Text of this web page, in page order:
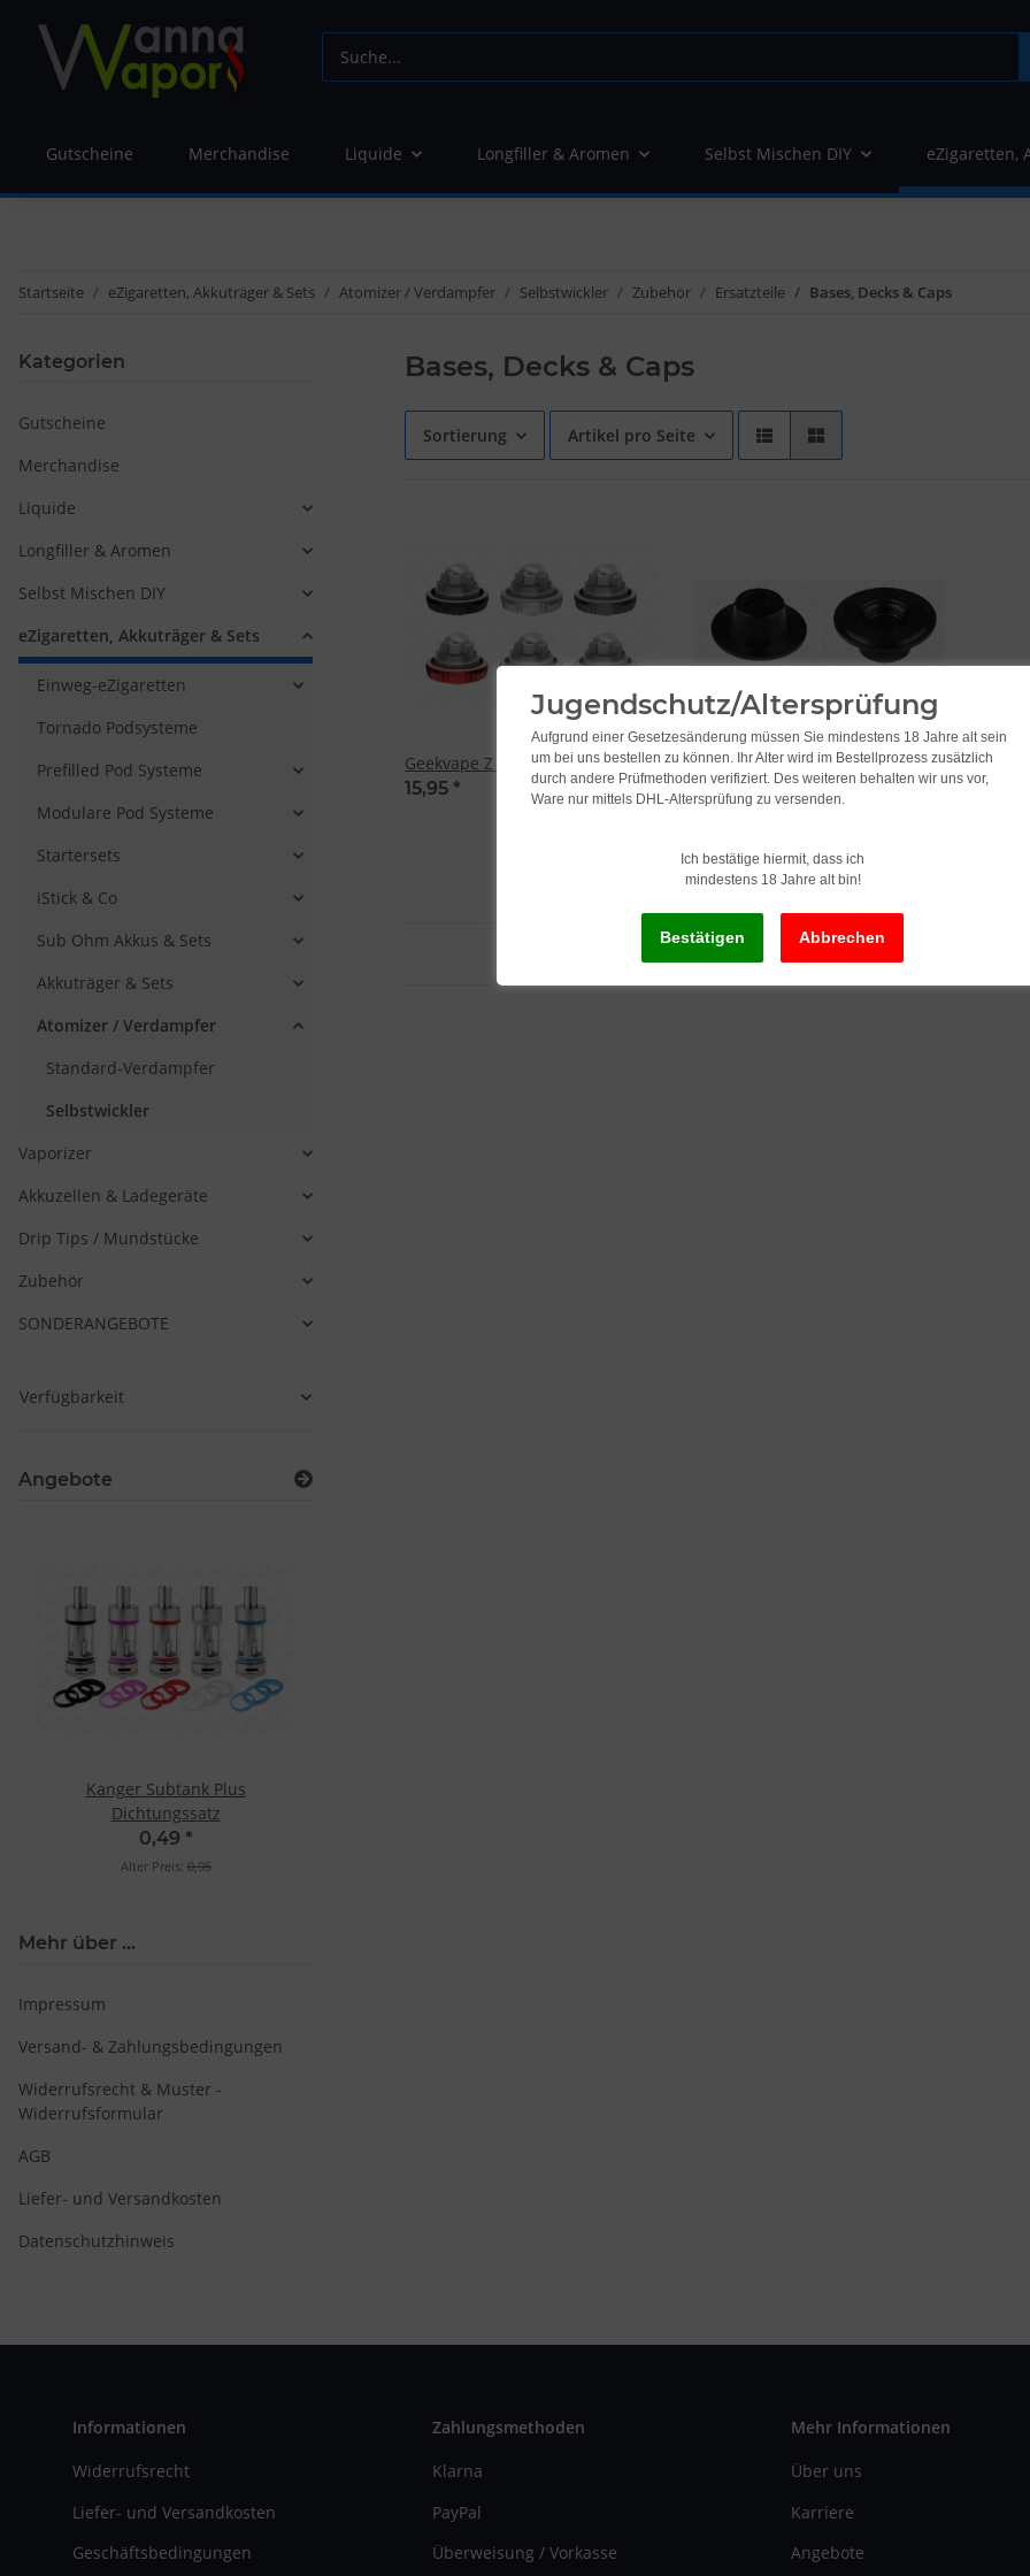
Gutscheine Merchandise Liquide Longfiller & Aromen Selbst Mischen DIY eZigaretten,
Startseite eZigaretten, Akkuträger & Sets Atomizer / Verdampfer Selbstwickler Zubehör Ersatzteile Bases, Decks & Caps
Bases, Decks & Caps
Sortierung Artikel pro Seite
Geekvape Z (Zeus) X Mesh Deck
15,95 *
iJoy Tornado Nano Chuff Cap -
Mundstück
4,95
Kategorien
Gutscheine
Merchandise
Liquide
Longfiller & Aromen
Selbst Mischen DIY
eZigaretten, Akkuträger & Sets
Einweg-eZigaretten
Tornado Podsysteme
Prefilled Pod Systeme
Modulare Pod Systeme
Startersets
iStick & Co
Sub Ohm Akkus & Sets
Akkuträger & Sets
Atomizer / Verdampfer
Standard-Verdampfer
Selbstwickler
Vaporizer
Akkuzellen & Ladegeräte
Drip Tips / Mundstücke
Zubehör
SONDERANGEBOTE
Verfügbarkeit
Angebote
Kanger Subtank Plus
Dichtungssatz
0,49 *
Alter Preis: 0,95
Mehr über ...
Impressum
Versand- & Zahlungsbedingungen
Widerrufsrecht & Muster -
Widerrufsformular
AGB
Liefer- und Versandkosten
Datenschutzhinweis
Informationen
Widerrufsrecht
Liefer- und Versandkosten
Geschäftsbedingungen
Zahlungsmethoden
Klarna
PayPal
Überweisung / Vorkasse
Mehr Informationen
Über uns
Karriere
Angebote
Jugendschutz/Altersprüfung
Aufgrund einer Gesetzesänderung müssen Sie mindestens 18 Jahre alt sein
um bei uns bestellen zu können. Ihr Alter wird im Bestellprozess zusätzlich
durch andere Prüfmethoden verifiziert. Des weiteren behalten wir uns vor,
Ware nur mittels DHL-Altersprüfung zu versenden.
Ich bestätige hiermit, dass ich
mindestens 18 Jahre alt bin!